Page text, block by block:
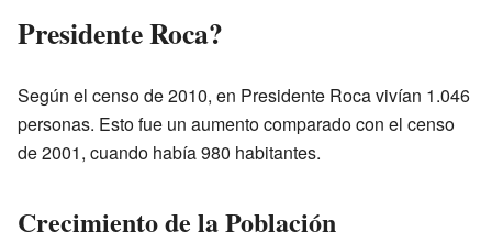
Presidente Roca?
Según el censo de 2010, en Presidente Roca vivían 1.046
personas. Esto fue un aumento comparado con el censo
de 2001, cuando había 980 habitantes.
Crecimiento de la Población